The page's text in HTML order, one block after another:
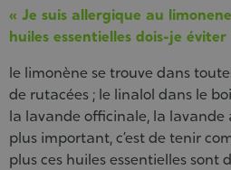
« Je suis allergique au
huiles essentielles dois-je éviter
le limonène se trouve dans
de rutacées ; le linalol dans le
la lavande officinale, la lavande
plus important, c’est de tenir
plus ces huiles essentielles sont